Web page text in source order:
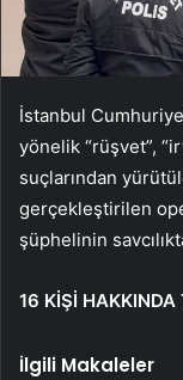
İstanbul
yönelik “rüşvet”,
suçlarından
gerçekleştirilen
şüphelinin
16 KİŞİ
İlgili Makaleler